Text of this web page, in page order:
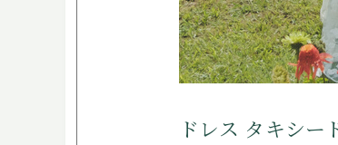
ドレス タキシ